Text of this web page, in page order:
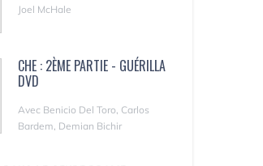
Joel McHale
CHE : 2ÈME PARTIE - GUÉRILLA
DVD
Avec Benicio Del Toro, Carlos
Bardem, Demian Bichir